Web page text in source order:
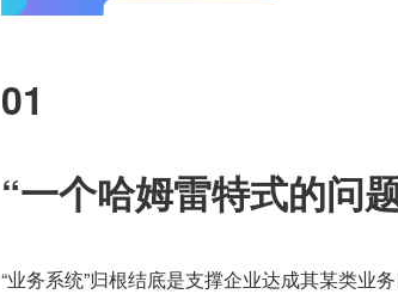
01
“一个哈姆雷特式的问
“业务系统”归根结底是支撑企业达成其某类业